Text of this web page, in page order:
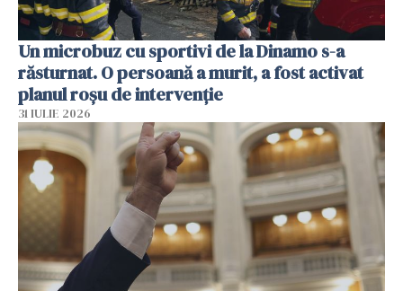
Un microbuz cu sportivi de la Dinamo s-a
răsturnat. O persoană a murit, a fost activat
planul roșu de intervenție
31 IULIE 2026